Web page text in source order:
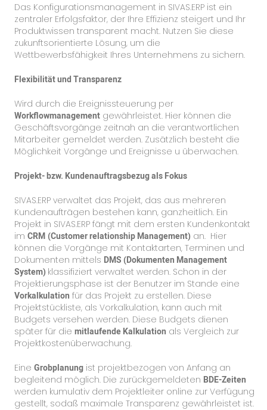
Das Konfigurationsmanagement in SIVAS.ERP ist ein
zentraler Erfolgsfaktor, der Ihre Effizienz steigert und Ihr
Produktwissen transparent macht. Nutzen Sie diese
zukunftsorientierte Lösung, um die
Wettbewerbsfähigkeit Ihres Unternehmens zu sichern.
Flexibilität und Transparenz
Wird durch die Ereignissteuerung per
Workflowmanagement gewährleistet. Hier können die
Geschäftsvorgänge zeitnah an die verantwortlichen
Mitarbeiter gemeldet werden. Zusätzlich besteht die
Möglichkeit Vorgänge und Ereignisse u überwachen.
Projekt- bzw. Kundenauftragsbezug als Fokus
SIVAS.ERP verwaltet das Projekt, das aus mehreren
Kundenaufträgen bestehen kann, ganzheitlich. Ein
Projekt in SIVAS.ERP fängt mit dem ersten Kundenkontakt
imCRM (Customer relationship Management) an. Hier
können die Vorgänge mit Kontaktarten, Terminen und
Dokumenten mittels DMS (Dokumenten Management
System) klassifiziert verwaltet werden. Schon in der
Projektierungsphase ist der Benutzer im Stande eine
Vorkalkulation für das Projekt zu erstellen. Diese
Projektstückliste, als Vorkalkulation, kann auch mit
Budgets versehen werden. Diese Budgets dienen
später für diemitlaufende Kalkulation als Vergleich zur
Projektkostenüberwachung.
EineGrobplanung ist projektbezogen von Anfang an
begleitend möglich. Die zurückgemeldeten BDE-Zeiten
werden kumulativ dem Projektleiter online zur Verfügung
gestellt, sodaß maximale Transparenz gewährleistet ist.